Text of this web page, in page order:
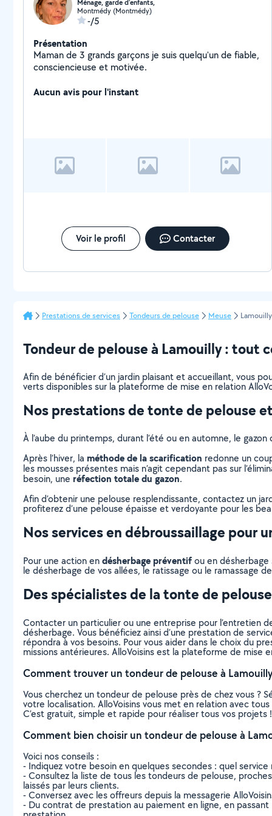
Ménage, garde d’enfants,
Montmédy (Montmédy)
-/5
Présentation
Maman de 3 grands garçons je suis quelqu'un de fiable,
consciencieuse et motivée.
Aucun avis pour l'instant
Voir le profil Contacter
Prestations de services Tondeurs de pelouse Meuse Lamouilly
Tondeur de pelouse à Lamouilly : tout
Afin de bénéficier d’un jardin plaisant et accueillant, vous
verts disponibles sur la plateforme de mise en relation
Nos prestations de tonte de pelouse
À l’aube du printemps, durant l’été ou en automne, le
Après l’hiver, la méthode de la scarification redonne un
les mousses présentes mais n’agit cependant pas sur
besoin, une réfection totale du gazon.
Afin d’obtenir une pelouse resplendissante, contactez un
profiterez d’une pelouse épaisse et verdoyante pour les
Nos services en débroussaillage pour
Pour une action endésherbage préventifou en désherbage
le désherbage de vos allées, le ratissage ou le ramassage
Des spécialistes de la tonte de
Contacter un particulier ou une entreprise pour l’entretien
désherbage. Vous bénéficiez ainsi d’une prestation de
répondra à vos besoins. Pour vous aider dans le choix du
missions antérieures. AlloVoisins est la plateforme de
Comment trouver un tondeur de pelouse à
Vous cherchez un tondeur de pelouse près de chez vous
votre localisation. AlloVoisins vous met en relation avec
C’est gratuit, simple et rapide pour réaliser tous vos projets !
Comment bien choisir un tondeur de pelouse à
Voici nos conseils :
- Indiquez votre besoin en quelques secondes : quel
- Consultez la liste de tous les tondeurs de pelouse,
laissés par leurs clients.
- Conversez avec les offreurs depuis la messagerie
- Du contrat de prestation au paiement en ligne, en